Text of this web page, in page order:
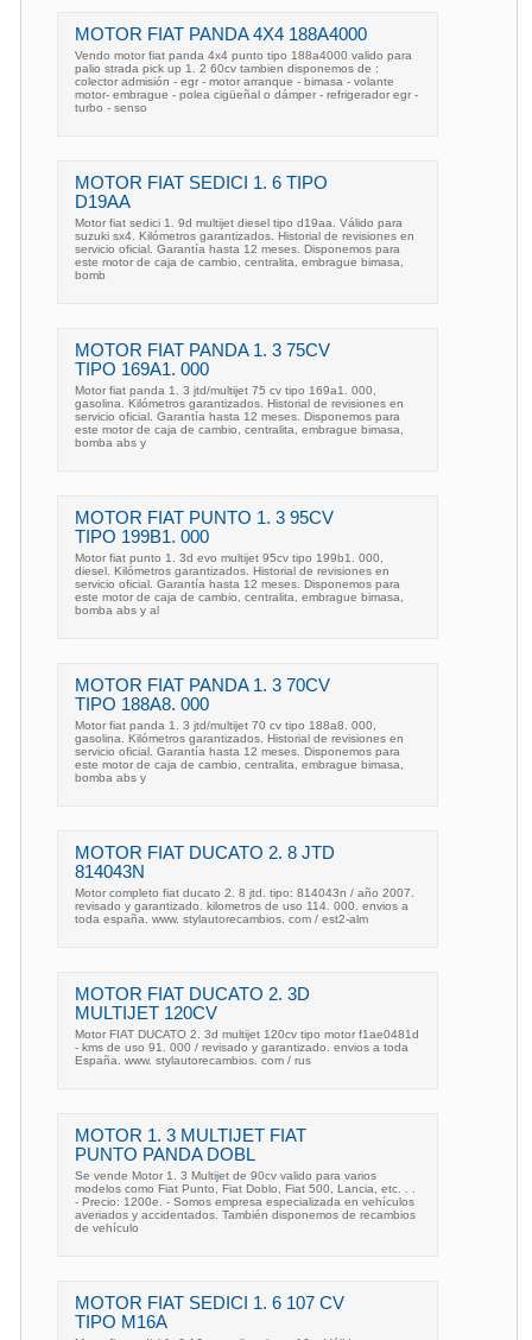
MOTOR FIAT PANDA 4X4 188A4000
Vendo motor fiat panda 4x4 punto tipo 188a4000 valido para
palio strada pick up 1. 2 60cv tambien disponemos de :
colector admisión - egr - motor arranque - bimasa - volante
motor- embrague - polea cigüeñal o dámper - refrigerador egr -
turbo - senso
MOTOR FIAT SEDICI 1. 6 TIPO
D19AA
Motor fiat sedici 1. 9d multijet diesel tipo d19aa. Válido para
suzuki sx4. Kilómetros garantizados. Historial de revisiones en
servicio oficial. Garantía hasta 12 meses. Disponemos para
este motor de caja de cambio, centralita, embrague bimasa,
bomb
MOTOR FIAT PANDA 1. 3 75CV
TIPO 169A1. 000
Motor fiat panda 1. 3 jtd/multijet 75 cv tipo 169a1. 000,
gasolina. Kilómetros garantizados. Historial de revisiones en
servicio oficial. Garantía hasta 12 meses. Disponemos para
este motor de caja de cambio, centralita, embrague bimasa,
bomba abs y
MOTOR FIAT PUNTO 1. 3 95CV
TIPO 199B1. 000
Motor fiat punto 1. 3d evo multijet 95cv tipo 199b1. 000,
diesel. Kilómetros garantizados. Historial de revisiones en
servicio oficial. Garantía hasta 12 meses. Disponemos para
este motor de caja de cambio, centralita, embrague bimasa,
bomba abs y al
MOTOR FIAT PANDA 1. 3 70CV
TIPO 188A8. 000
Motor fiat panda 1. 3 jtd/multijet 70 cv tipo 188a8. 000,
gasolina. Kilómetros garantizados. Historial de revisiones en
servicio oficial. Garantía hasta 12 meses. Disponemos para
este motor de caja de cambio, centralita, embrague bimasa,
bomba abs y
MOTOR FIAT DUCATO 2. 8 JTD
814043N
Motor completo fiat ducato 2. 8 jtd. tipo: 814043n / año 2007.
revisado y garantizado. kilometros de uso 114. 000. envios a
toda españa. www. stylautorecambios. com / est2-alm
MOTOR FIAT DUCATO 2. 3D
MULTIJET 120CV
Motor FIAT DUCATO 2. 3d multijet 120cv tipo motor f1ae0481d
- kms de uso 91. 000 / revisado y garantizado. envios a toda
España. www. stylautorecambios. com / rus
MOTOR 1. 3 MULTIJET FIAT
PUNTO PANDA DOBL
Se vende Motor 1. 3 Multijet de 90cv valido para varios
modelos como Fiat Punto, Fiat Doblo, Fiat 500, Lancia, etc. . .
- Precio: 1200e. - Somos empresa especializada en vehículos
averiados y accidentados. También disponemos de recambios
de vehículo
MOTOR FIAT SEDICI 1. 6 107 CV
TIPO M16A